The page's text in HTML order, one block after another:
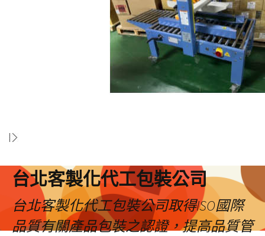
台北客製化代工包裝公司
台北客製化代工包裝公司取得ISO國際
品質有關產品包裝之認證，提高品質管